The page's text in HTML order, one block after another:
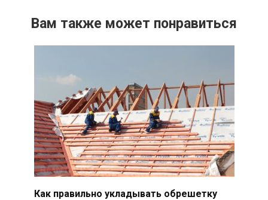
Вам также может понравиться
Как правильно укладывать обрешетку